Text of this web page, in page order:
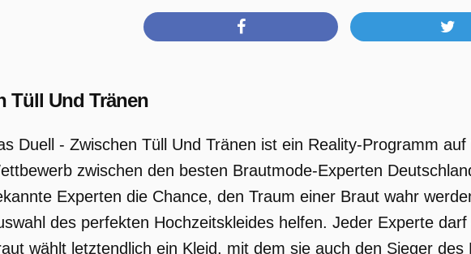
Tüll Und Tränen
Duell - Zwischen Tüll Und Tränen ist ein Reality-Programm
zwischen den besten Brautmode-Experten
Experten die Chance, den Traum einer Braut wahr
des perfekten Hochzeitskleides helfen. Jeder Experte
wählt letztendlich ein Kleid, mit dem sie auch den Sieger